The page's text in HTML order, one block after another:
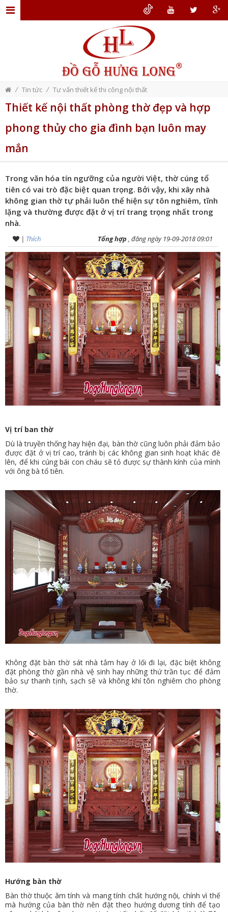
ĐỒ
GỖ
NỘI
THẤT
KẾ
NỘI
THẤT
DỊCH
VỤ
TIN
TỨC
HỆ
THỐNG
CỬA
HÀNG
TRỢ
GIÚP
LIÊN
HỆ
GIỎ
HÀNG
/ Tin tức / Tư vấn thiết kế thi công nội thất
Thiết kế nội thất phòng thờ đẹp và hợp
phong thủy cho gia đình bạn luôn may
mắn
Trong văn hóa tín ngưỡng của người Việt, thờ cúng tổ
tiên có vai trò đặc biệt quan trọng. Bởi vậy, khi xây nhà
không gian thờ tự phải luôn thể hiện sự tôn nghiêm, tĩnh
lặng và thường được đặt ở vị trí trang trọng nhất trong
nhà.
| Thích Tổng hợp, đăng ngày 19-09-2018 09:01
Vị trí ban thờ
Dù là truyền thống hay hiện đại, bàn thờ cũng luôn phải đảm bảo
được đặt ở vị trí cao, tránh bị các không gian sinh hoạt khác đè
lên, để khi cúng bái con cháu sẽ tỏ được sự thành kính của mình
với ông bà tổ tiên.
Không đặt bàn thờ sát nhà tắm hay ở lối đi lại, đặc biệt không
đặt phòng thờ gần nhà vệ sinh hay những thứ trần tục để đảm
bảo sự thanh tịnh, sạch sẽ và không khí tôn nghiêm cho phòng
thờ.
Hướng bàn thờ
Bàn thờ thuộc âm tính và mang tính chất hướng nội, chính vì thế
mà hướng của bàn thờ nên đặt theo hướng dương tính để tạo